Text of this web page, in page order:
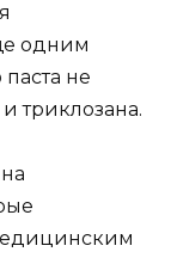
одним
не
триклозана.